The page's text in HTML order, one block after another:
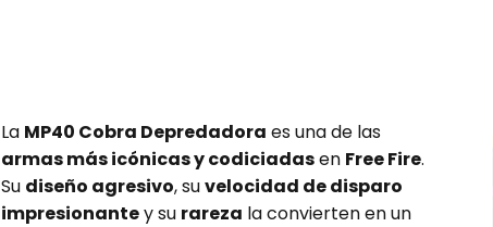
La MP40 Cobra Depredadora es una de las
armas más icónicas y codiciadasen Free Fire.
Su diseño agresivo, suvelocidad de disparo
impresionantey su rareza la convierten en un